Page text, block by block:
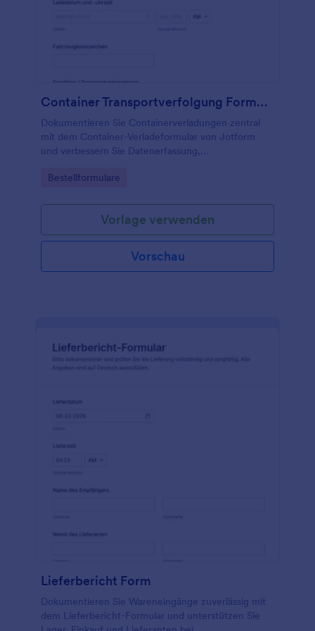
Container Transportverfolgung Formular
Dokumentieren Sie Containerverladungen zentral
mit dem Container-Verladeformular von Jotform
und verbessern Sie Datenerfassung,
Speditionen und Terminalbetriebe.
Go to Category:
Bestellformulare
Vorlage verwenden
Vorschau
Lieferbericht Form
Dokumentieren Sie Wareneingänge zuverlässig mit
dem Lieferbericht-Formular und unterstützen Sie